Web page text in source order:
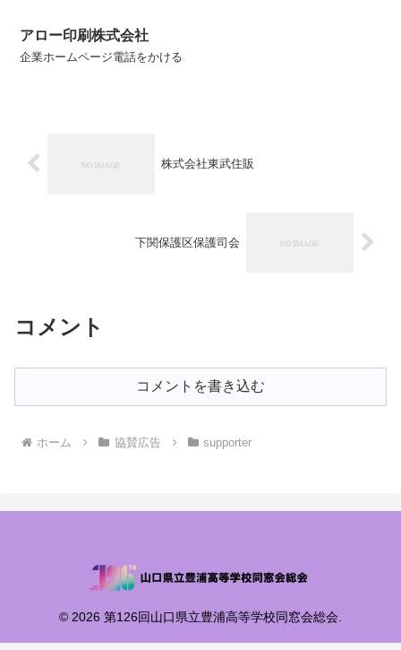
アロー印刷株式会社
企業ホームページ電話をかける
株式会社東武住販
下関保護区保護司会
コメント
コメントを書き込む
ホーム 協賛広告 supporter
© 2026 第126回山口県立豊浦高等学校同窓会総会.